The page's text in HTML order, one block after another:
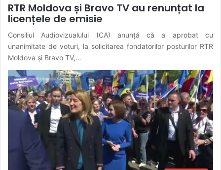
RTR Moldova și Bravo TV au renunțat la
licențele de emisie
Consiliul Audiovizualului (CA) anunță că a aprobat cu
unanimitate de voturi, la solicitarea fondatorilor posturilor RTR
Moldova și Bravo TV,…